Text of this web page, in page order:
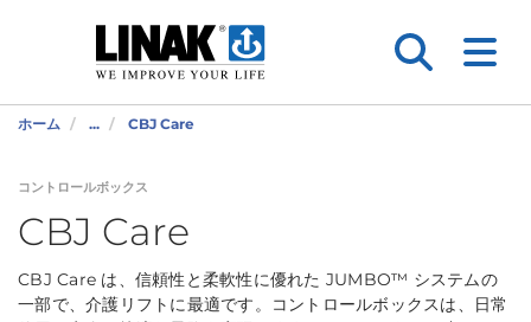
ホーム ... CBJ Care
コントロールボックス
CBJ Care
CBJ Care は、信頼性と柔軟性に優れた JUMBO™ システムの
一部で、介護リフトに最適です。コントロールボックスは、日常